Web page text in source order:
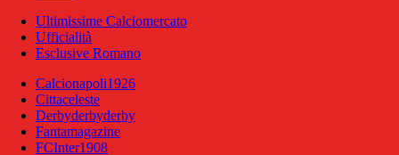
Ultimissime Calciomercato
Ufficialità
Esclusive Romano
Calcionapoli1926
Cittaceleste
Derbyderbyderby
Fantamagazine
FCInter1908